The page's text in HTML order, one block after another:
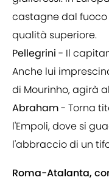
castagne dal
qualità superiore.
Pellegrini - Il
Anche lui
di Mourinho, agirà
Abraham- Torna
l'Empoli, dove si
l'abbraccio di un
Roma-Atalanta,